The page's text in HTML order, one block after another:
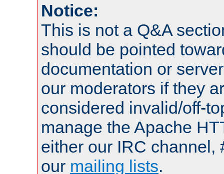
Notice:
This is not a Q&A
should be pointed
documentation or
our moderators if they
considered invalid/off-
manage the Apache
either our IRC channel,
our mailing lists.